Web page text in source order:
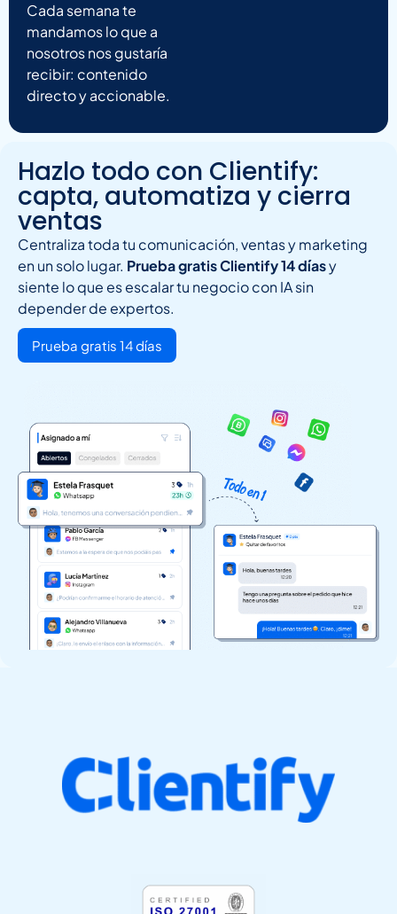
Cada semana te
mandamos lo que a
nosotros nos gustaría
recibir: contenido
directo y accionable.
Hazlo todo con Clientify:
capta, automatiza y cierra
ventas
Centraliza toda tu comunicación, ventas y marketing
en un solo lugar. Prueba gratis Clientify 14 díasy
siente lo que es escalar tu negocio con IA sin
depender de expertos.
Prueba gratis 14 días